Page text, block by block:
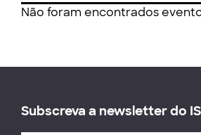
Não foram encontrados
Subscreva a newsletter do